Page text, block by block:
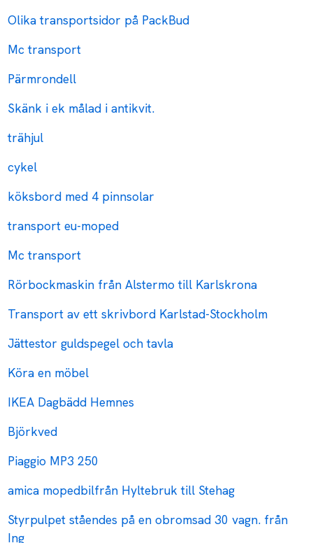
Olika transportsidor på PackBud
Mc transport
Pärmrondell
Skänk i ek målad i antikvit.
trähjul
cykel
köksbord med 4 pinnsolar
transport eu-moped
Mc transport
Rörbockmaskin från Alstermo till Karlskrona
Transport av ett skrivbord Karlstad-Stockholm
Jättestor guldspegel och tavla
Köra en möbel
IKEA Dagbädd Hemnes
Björkved
Piaggio MP3 250
amica mopedbilfrån Hyltebruk till Stehag
Styrpulpet ståendes på en obromsad 30 vagn. från
Ing